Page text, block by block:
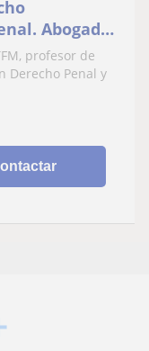
Abogado
ofrece
profesor de
Derecho Penal y